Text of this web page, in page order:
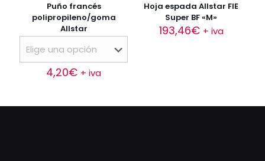
Puño francés
polipropileno/goma
Allstar
4,20€ + iva
Hoja espada Allstar FIE
Super BF «M»
193,46€ + iva